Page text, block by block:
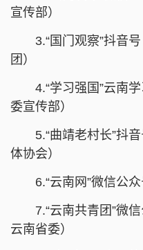
宣传部）
3.“国门观察”抖音号
团）
4.“学习强国”云南学
委宣传部）
5.“曲靖老村长”抖音
体协会）
6.“云南网”微信公众
7.“云南共青团”微信
云南省委）